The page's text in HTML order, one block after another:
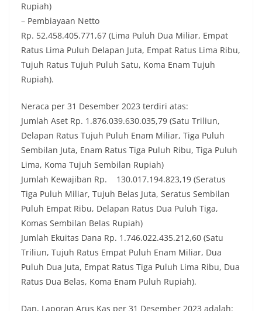
Rupiah)
– Pembiayaan Netto
Rp. 52.458.405.771,67 (Lima Puluh Dua Miliar, Empat
Ratus Lima Puluh Delapan Juta, Empat Ratus Lima Ribu,
Tujuh Ratus Tujuh Puluh Satu, Koma Enam Tujuh
Rupiah).
Neraca per 31 Desember 2023 terdiri atas:
Jumlah Aset Rp. 1.876.039.630.035,79 (Satu Triliun,
Delapan Ratus Tujuh Puluh Enam Miliar, Tiga Puluh
Sembilan Juta, Enam Ratus Tiga Puluh Ribu, Tiga Puluh
Lima, Koma Tujuh Sembilan Rupiah)
Jumlah Kewajiban Rp. 130.017.194.823,19 (Seratus
Tiga Puluh Miliar, Tujuh Belas Juta, Seratus Sembilan
Puluh Empat Ribu, Delapan Ratus Dua Puluh Tiga,
Komas Sembilan Belas Rupiah)
Jumlah Ekuitas Dana Rp. 1.746.022.435.212,60 (Satu
Triliun, Tujuh Ratus Empat Puluh Enam Miliar, Dua
Puluh Dua Juta, Empat Ratus Tiga Puluh Lima Ribu, Dua
Ratus Dua Belas, Koma Enam Puluh Rupiah).
Dan, Laporan Arus Kas per 31 Desember 2023 adalah: